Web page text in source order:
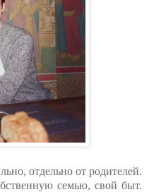
отдельно от родителей.
семью, свой быт.